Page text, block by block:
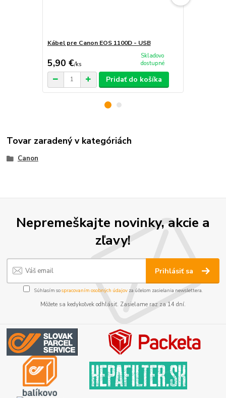
Kábel pre Canon EOS 1100D - USB
5,90 €/ks
Skladovo
dostupné
Pridať do košíka
Tovar zaradený v kategóriách
Canon
Nepremeškajte novinky, akcie a
zľavy!
Prihlásiť sa
Súhlasím sospracovaním osobných údajov za účelom zasielania newslettera.
Môžete sa kedykoľvek odhlásiť. Zasielame raz za 14 dní.